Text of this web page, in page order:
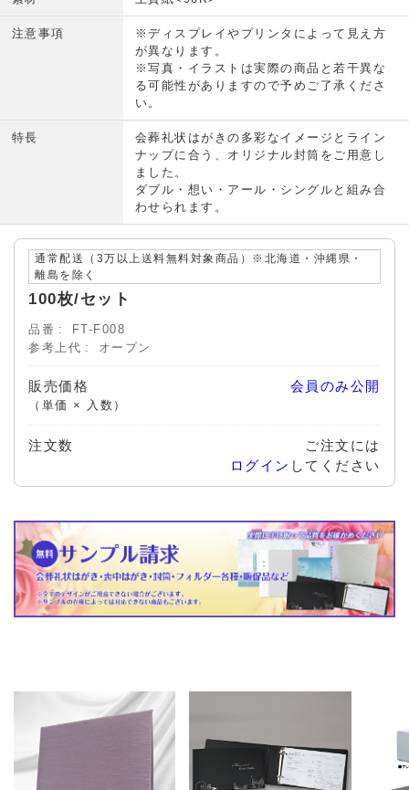
注意事項
※ディスプレイやプリンタによって見え方
が異なります。
※写真・イラストは実際の商品と若干異な
る可能性がありますので予めご了承くださ
い。
特長
会葬礼状はがきの多彩なイメージとライン
ナップに合う、オリジナル封筒をご用意し
ました。
ダブル・想い・アール・シングルと組み合
わせられます。
通常配送（3万以上送料無料対象商品）※北海道・沖縄県・
離島を除く
100枚/セット
品番
FT-F008
参考上代
オープン
販売価格
（単価 × 入数）
会員のみ公開
注文数
ご注文には
ログイン してください